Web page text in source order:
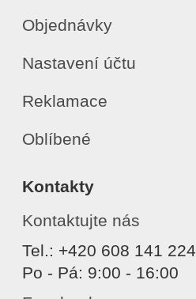
Objednávky
Nastavení účtu
Reklamace
Oblíbené
Kontakty
Kontaktujte nás
Tel.: +420 608 141 224
Po - Pá: 9:00 - 16:00